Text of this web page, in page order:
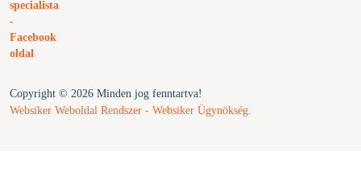
Copyright © 2026 Minden jog fenntartva!
Websiker Weboldal Rendszer - Websiker Ügynökség.